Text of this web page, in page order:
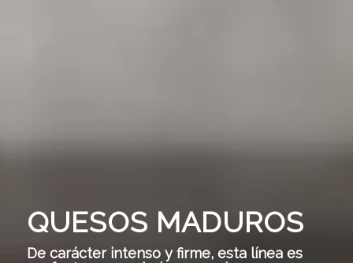
QUESOS MADUROS
De carácter intenso y firme, esta línea es